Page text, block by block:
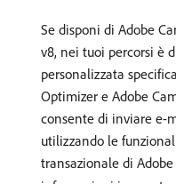
Se disponi di Adobe
v8, nei tuoi percorsi è
personalizzata
Optimizer e Adobe
consente di inviare e-
utilizzando le
transazionale di